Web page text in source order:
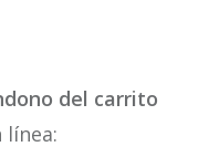
del carrito